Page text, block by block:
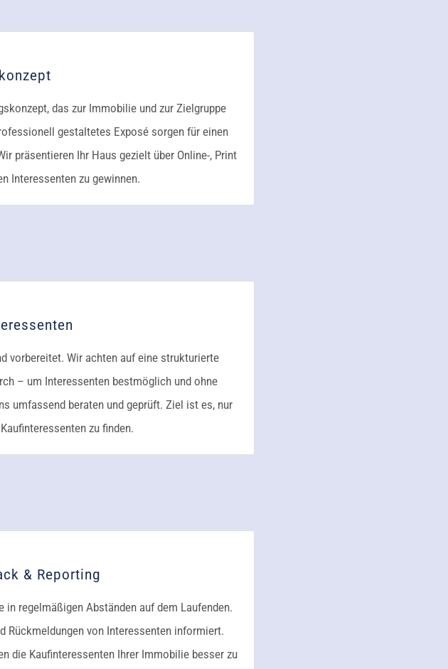
das zur Immobilie und zur Zielgruppe
gestaltetes Exposé sorgen für einen
präsentieren Ihr Haus gezielt über Online-, Print
Interessenten zu gewinnen.
vorbereitet. Wir achten auf eine strukturierte
– um Interessenten bestmöglich und ohne
umfassend beraten und geprüft. Ziel ist es, nur
zu finden.
& Reporting
regelmäßigen Abständen auf dem Laufenden.
Rückmeldungen von Interessenten informiert.
die Kaufinteressenten Ihrer Immobilie besser zu